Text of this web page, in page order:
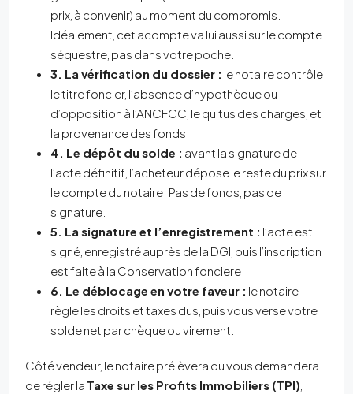
prix, à convenir) au moment du compromis.
Idéalement, cet acompte va lui aussi sur le compte
séquestre, pas dans votre poche.
3. La vérification du dossier : le notaire contrôle
le titre foncier, l’absence d’hypothèque ou
d’opposition à l’ANCFCC, le quitus des charges, et
la provenance des fonds.
4. Le dépôt du solde : avant la signature de
l’acte définitif, l’acheteur dépose le reste du prix sur
le compte du notaire. Pas de fonds, pas de
signature.
5. La signature et l’enregistrement : l’acte est
signé, enregistré auprès de la DGI, puis l’inscription
est faite à la Conservation fonciere.
6. Le déblocage en votre faveur : le notaire
règle les droits et taxes dus, puis vous verse votre
solde net par chèque ou virement.
Côté vendeur, le notaire prélèvera ou vous demandera
de régler la Taxe sur les Profits Immobiliers (TPI)